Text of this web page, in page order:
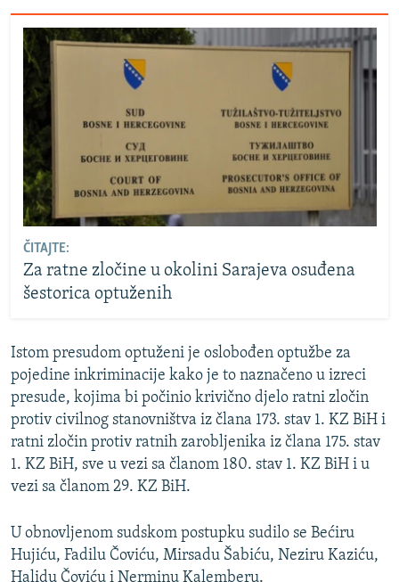
ČITAJTE:
Za ratne zločine u okolini Sarajeva osuđena
šestorica optuženih
Istom presudom optuženi je oslobođen optužbe za
pojedine inkriminacije kako je to naznačeno u izreci
presude, kojima bi počinio krivično djelo ratni zločin
protiv civilnog stanovništva iz člana 173. stav 1. KZ BiH i
ratni zločin protiv ratnih zarobljenika iz člana 175. stav
1. KZ BiH, sve u vezi sa članom 180. stav 1. KZ BiH i u
vezi sa članom 29. KZ BiH.
U obnovljenom sudskom postupku sudilo se Bećiru
Hujiću, Fadilu Čoviću, Mirsadu Šabiću, Neziru Kaziću,
Halidu Čoviću i Nerminu Kalemberu.